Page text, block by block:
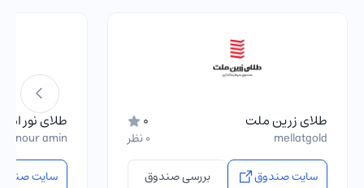
طلای زرین ملت
mellatgold
0
0 نظر
سایت صندوق
بررسی صندوق
طلای نور
nour amin
سایت